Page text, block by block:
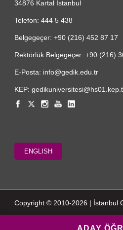
34876 Kartal İstanbul
Telefon: 444 5 438
Belgegeçer: +90 (216) 452 87 17
Rektörlük Belgegeçer: +90 (216)
E-Posta: info@gedik.edu.tr
KEP:
ENGLISH
Copyright © 2010-2026 | İstanbul
ADAY